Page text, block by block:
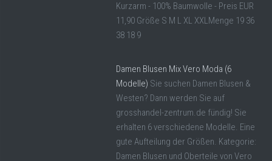
Kurzarm - 100% Baumwolle - Preis EUR
11,90 Größe S M L XL XXLMenge 19 36
38 18 9
Damen Blusen Mix Vero Moda (6
Modelle) Sie suchen Damen Blusen &
Westen? Dann werden Sie auf
grosshandel-zentrum.de fündig! Sie
erhalten 6 verschiedene Modelle. Eine
gute Aufteilung der Größen. Kategorie:
Damen Blusen und Oberteile von Vero